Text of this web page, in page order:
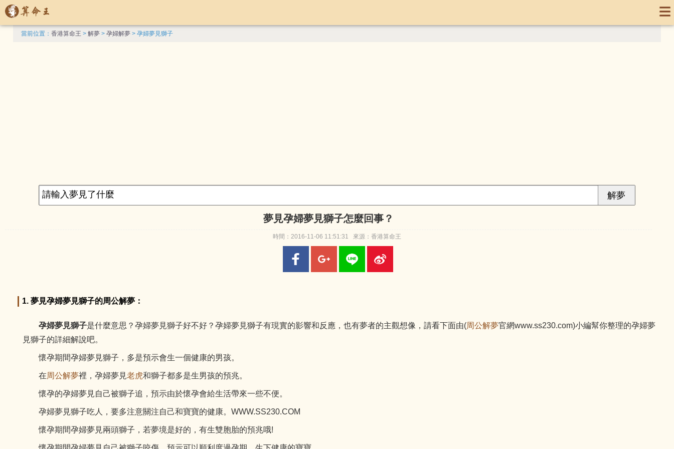
當前位置： 香港算命王 > 解夢> 孕婦解夢> 孕婦夢見獅子
夢見孕婦夢見獅子怎麼回事？
時間：2016-11-06 11:51:31 來源：香港算命王
1. 夢見孕婦夢見獅子的周公解夢：
孕婦夢見獅子是什麼意思？孕婦夢見獅子好不好？孕婦夢見獅子有現實的影響和反應，也有夢者的主觀想像，請看下面由(周公解夢官網www.ss230.com)小編幫你整理的孕婦夢
見獅子的詳細解說吧。
懷孕期間孕婦夢見獅子，多是預示會生一個健康的男孩。
在周公解夢裡，孕婦夢見老虎和獅子都多是生男孩的預兆。
懷孕的孕婦夢見自己被獅子追，預示由於懷孕會給生活帶來一些不便。
孕婦夢見獅子吃人，要多注意關注自己和寶寶的健康。WWW.SS230.COM
懷孕期間孕婦夢見兩頭獅子，若夢境是好的，有生雙胞胎的預兆哦!